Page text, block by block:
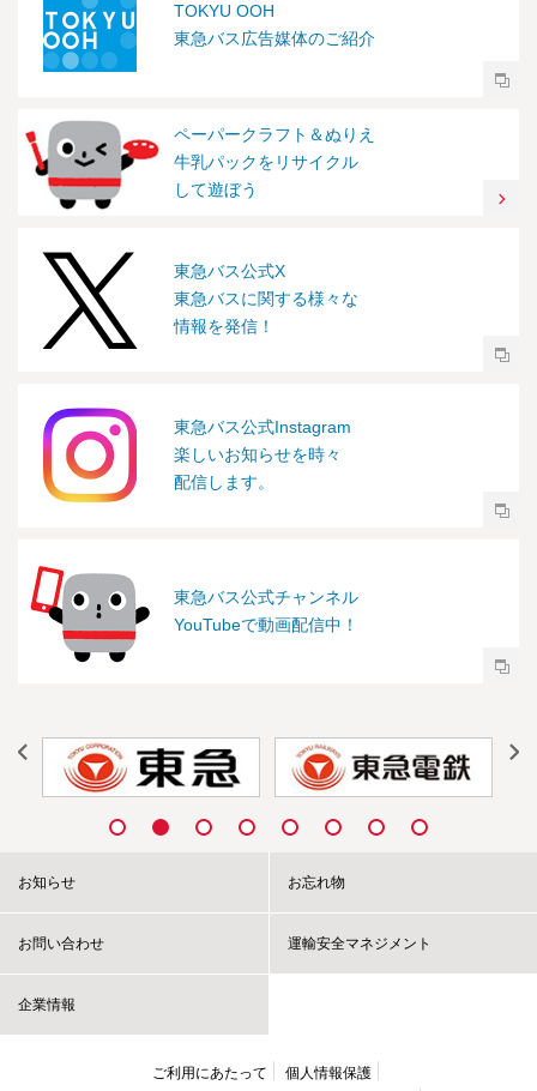
TOKYU OOH
東急バス広告媒体のご紹介
ペーパークラフト＆ぬりえ
牛乳パックをリサイクル
して遊ぼう
東急バス公式X
東急バスに関する様々な
情報を発信！
東急バス公式Instagram
楽しいお知らせを時々
配信します。
東急バス公式チャンネル
YouTubeで動画配信中！
お知らせ お忘れ物
お問い合わせ 運輸安全マネジメント
企業情報
ご利用にあたって 個人情報保護